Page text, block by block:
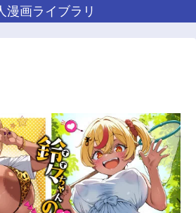
漫画ライブラリ